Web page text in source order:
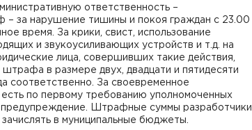
ответственность –
– за нарушение тишины и покоя граждан с 23.00
время. За крики, свист, использование
и звукоусиливающих устройств и т.д. на
лица, совершивших такие действия,
в размере двух, двадцати и пятидесяти
соответственно. За своевременное
по первому требованию уполномоченных
предупреждение. Штрафные суммы разработчики
в муниципальные бюджеты.